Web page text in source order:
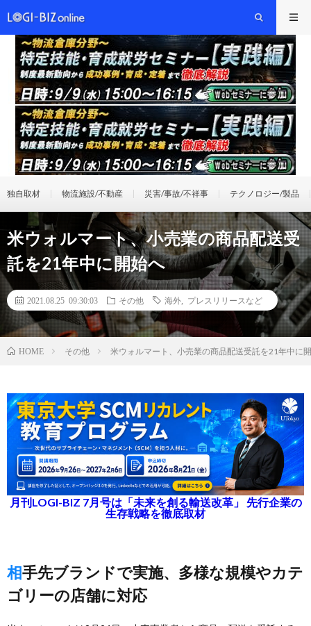
独自取材 物流施設/不動産 災害/事故/不祥事 テクノロジー/製品
米ウォルマート、小売業の商品配送受
託を21年中に開始へ
2021.08.25 09:30:03 その他 海外 プレスリリースなど
HOME その他 米ウォルマート、小売業の商品配送受託を21年中に
月刊LOGI-BIZ 7月号は「未来を創る輸送改革」 先行企業の
生存戦略を徹底取材
相手先ブランドで実施、多様な規模やカテ
ゴリーの店舗に対応